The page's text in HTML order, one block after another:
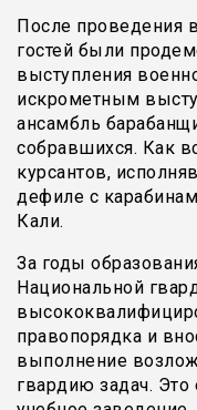
После проведения
гостей были
выступления
искрометным
ансамбль
собравшихся. Как
курсантов,
дефиле с
Кали.
За годы
Национальной
правопорядка и
выполнение
гвардию задач. Это